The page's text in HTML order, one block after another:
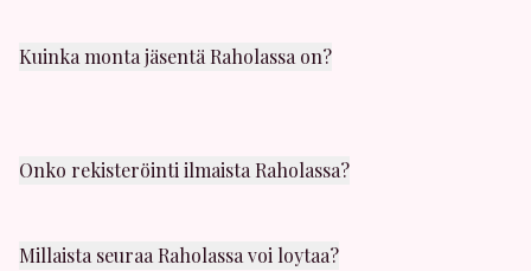
Kuinka monta jäsentä Raholassa on?
Onko rekisteröinti ilmaista Raholassa?
Millaista seuraa Raholassa voi loytaa?